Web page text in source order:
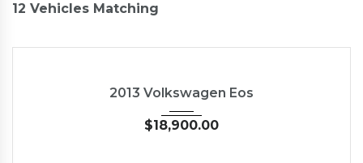
12 Vehicles Matching
2013 Volkswagen Eos
$18,900.00